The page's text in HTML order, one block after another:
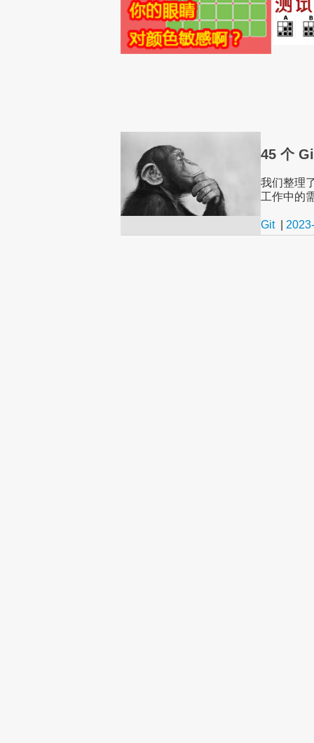
45 个
我们整理
工作中的
Git